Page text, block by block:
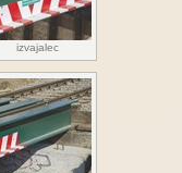
izvajalec